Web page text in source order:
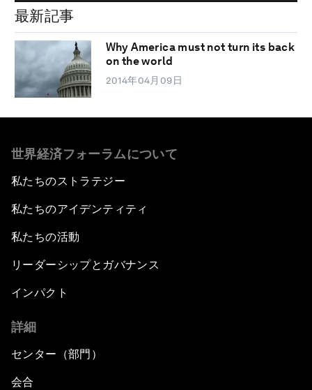
最新記事
Why America must not turn its back
on the world
2014年04月09日
世界経済フォーラムについて
私たちのストラテジー
私たちのアイデンティティ
私たちの活動
リーダーシップとガバナンス
インパクト
詳細
センター（部門）
会合